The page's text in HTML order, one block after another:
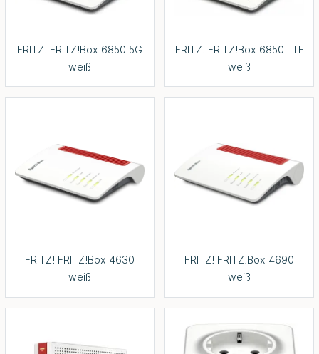
FRITZ! FRITZ!Box 6850 5G
weiß
FRITZ! FRITZ!Box 6850 LTE
weiß
FRITZ! FRITZ!Box 4630
weiß
FRITZ! FRITZ!Box 4690
weiß